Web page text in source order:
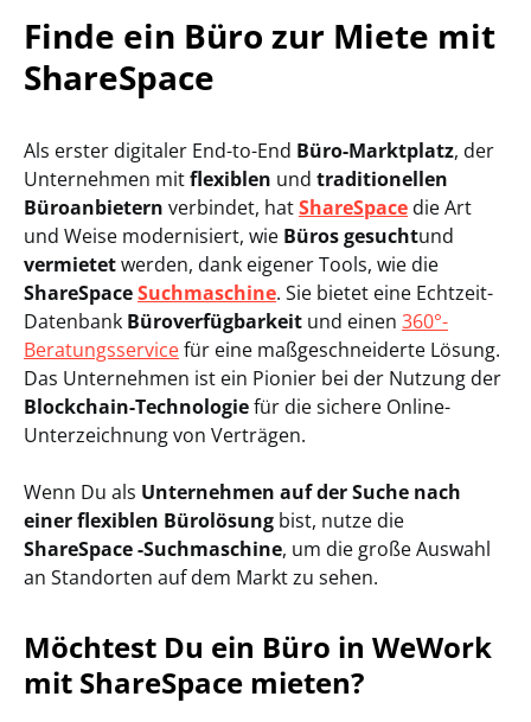
Finde ein Büro zur Miete mit
ShareSpace
Als erster digitaler End-to-End Büro-Marktplatz, der
Unternehmen mitflexiblen und traditionellen
Büroanbietern verbindet, hatShareSpace die Art
und Weise modernisiert, wie Büros gesuchtund
vermietetwerden, dank eigener Tools, wie die
ShareSpaceSuchmaschine. Sie bietet eine Echtzeit-
Datenbank Büroverfügbarkeit und einen 360°-
Beratungsservicefür eine maßgeschneiderte Lösung.
Das Unternehmen ist ein Pionier bei der Nutzung der
Blockchain-Technologiefür die sichere Online-
Unterzeichnung von Verträgen.
Wenn Du als Unternehmen auf der Suche nach
einer flexiblen Bürolösung bist, nutze die
ShareSpace -Suchmaschine, um die große Auswahl
an Standorten auf dem Markt zu sehen.
Möchtest Du ein Büro in WeWork
mit ShareSpace mieten?